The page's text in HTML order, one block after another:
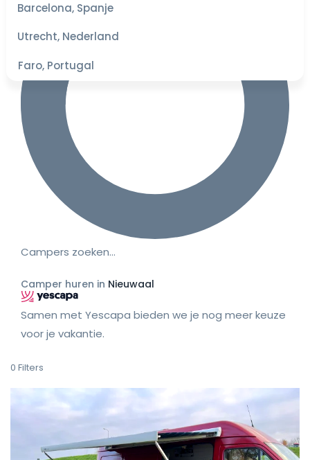
Barcelona, Spanje
Utrecht, Nederland
Faro, Portugal
beste
Campers zoeken…
Camper huren in Nieuwaal
Samen met Yescapa bieden we je nog meer keuze
voor je vakantie.
0 Filters